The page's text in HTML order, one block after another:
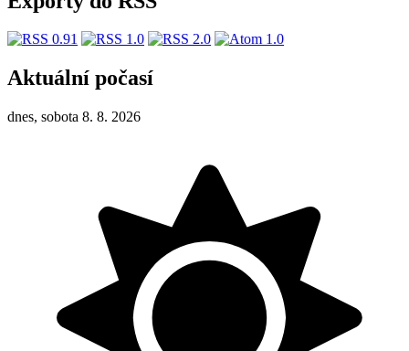
Aktuální počasí
dnes, sobota 8. 8. 2026